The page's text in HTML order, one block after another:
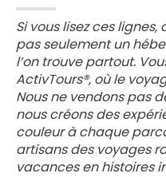
Si vous lisez ces
pas seulement un
l’on trouve partout.
ActivTours®, où le
Nous ne vendons pas
nous créons des
couleur à chaque
artisans des voyages
vacances en histoires